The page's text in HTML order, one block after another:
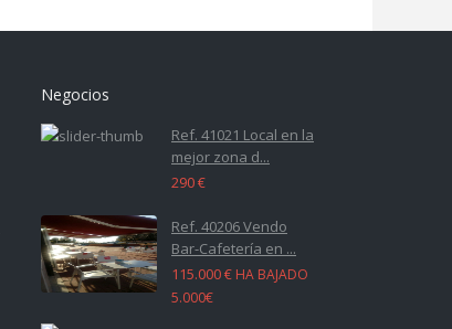
Negocios
Ref. 41021 Local en la
mejor zona d...
290 €
Ref. 40206 Vendo
Bar-Cafetería en ...
115.000 € HA BAJADO
5.000€